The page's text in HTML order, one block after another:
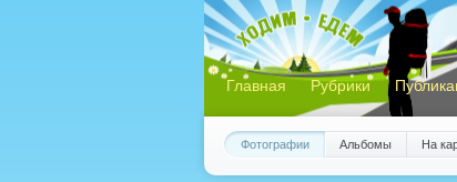
Главная Рубрики
Фотографии Альбомы На